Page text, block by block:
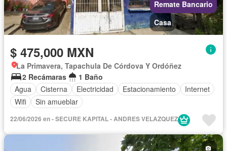
Remate Bancario
Casa
$ 475,000 MXN
La Primavera, Tapachula De Córdova Y Ordóñez
2 Recámaras
1 Baño
Agua
Cisterna Electricidad Estacionamiento
Internet
Wifi
Sin amueblar
22/06/2026 en - SECURE KAPITAL - ANDRES VELAZQUEZ